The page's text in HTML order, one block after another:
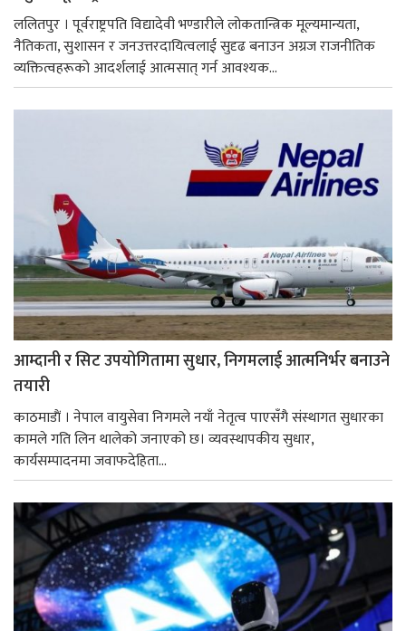
ललितपुर । पूर्वराष्ट्रपति विद्यादेवी भण्डारीले लोकतान्त्रिक मूल्यमान्यता,
नैतिकता, सुशासन र जनउत्तरदायित्वलाई सुदृढ बनाउन अग्रज राजनीतिक
व्यक्तित्वहरूको आदर्शलाई आत्मसात् गर्न आवश्यक...
आम्दानी र सिट उपयोगितामा सुधार, निगमलाई आत्मनिर्भर बनाउने
तयारी
काठमाडाैं । नेपाल वायुसेवा निगमले नयाँ नेतृत्व पाएसँगै संस्थागत सुधारका
कामले गति लिन थालेको जनाएको छ। व्यवस्थापकीय सुधार,
कार्यसम्पादनमा जवाफदेहिता...